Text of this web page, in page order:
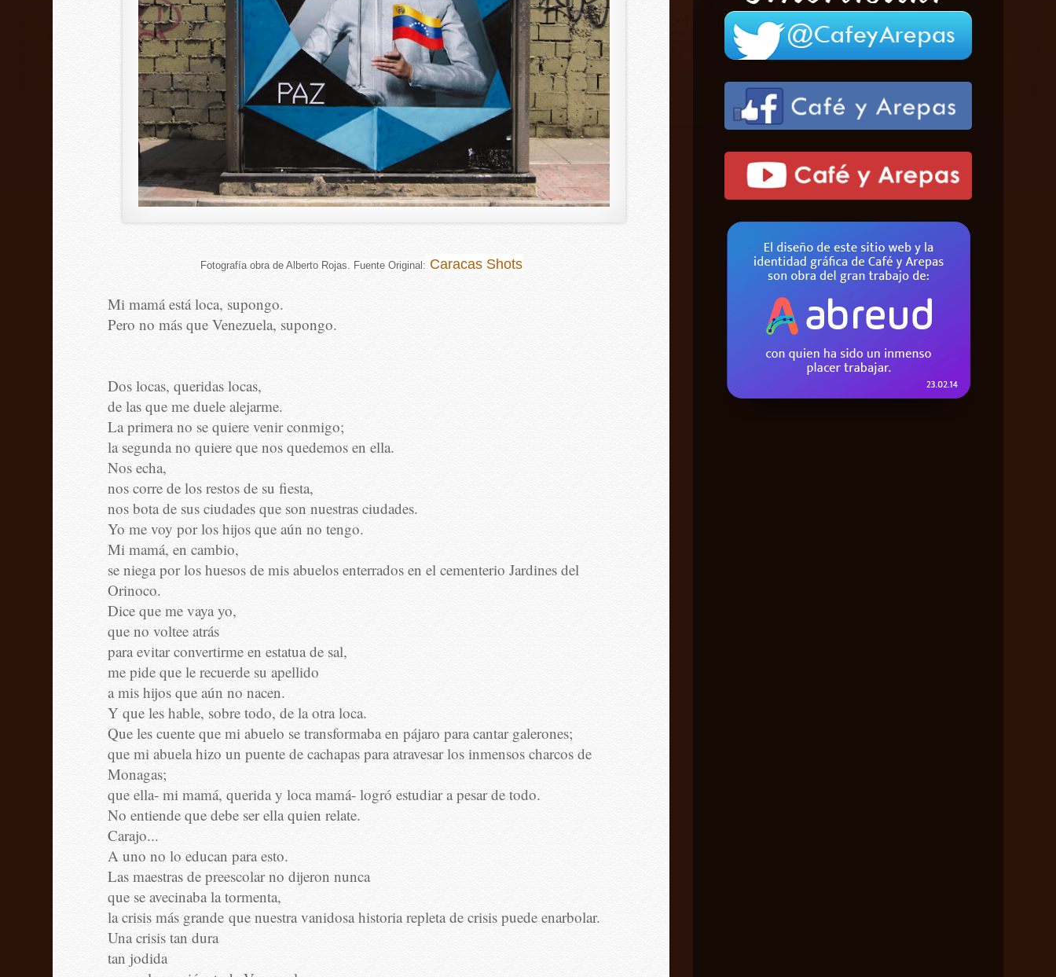
Fotografía obra de Alberto Rojas. Fuente Original: Caracas Shots
Mi mamá está loca, supongo.
Pero no más que Venezuela, supongo.
Dos locas, queridas locas,
de las que me duele alejarme.
La primera no se quiere venir conmigo;
la segunda no quiere que nos quedemos en ella.
Nos echa,
nos corre de los restos de su fiesta,
nos bota de sus ciudades que son nuestras ciudades.
Yo me voy por los hijos que aún no tengo.
Mi mamá, en cambio,
se niega por los huesos de mis abuelos enterrados en el cementerio Jardines del
Orinoco.
Dice que me vaya yo,
que no voltee atrás
para evitar convertirme en estatua de sal,
me pide que le recuerde su apellido
a mis hijos que aún no nacen.
Y que les hable, sobre todo, de la otra loca.
Que les cuente que mi abuelo se transformaba en pájaro para cantar galerones;
que mi abuela hizo un puente de cachapas para atravesar los inmensos charcos de
Monagas;
que ella- mi mamá, querida y loca mamá- logró estudiar a pesar de todo.
No entiende que debe ser ella quien relate.
Carajo...
A uno no lo educan para esto.
Las maestras de preescolar no dijeron nunca
que se avecinaba la tormenta,
la crisis más grande que nuestra vanidosa historia repleta de crisis puede enarbolar.
Una crisis tan dura
tan jodida